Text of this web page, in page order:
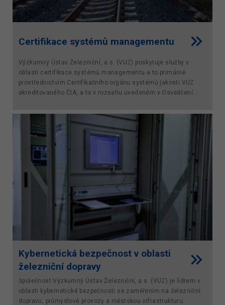
Certifikace systémů managementu
Výzkumný Ústav Železniční, a.s. (VUZ) poskytuje služby v
oblasti certifikace systémů managementu a to primárně
prostřednictvím Certifikačního orgánu systémů jakosti VUZ
akreditovaného ČIA, a to v rozsahu uvedeném v Osvědčení...
Kybernetická bezpečnost v oblasti
železniční dopravy
Společnost Výzkumný Ústav Železniční, a.s. (VUZ) je lídrem v
oblasti kybernetické bezpečnosti se zaměřením na železniční
dopravu, průmyslové provozy a městskou infrastrukturu.